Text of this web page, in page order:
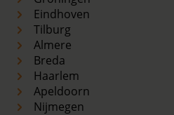
Eindhoven
Tilburg
Almere
Breda
Haarlem
Apeldoorn
Nijmegen